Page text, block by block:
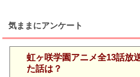
気ままにアンケート
虹ヶ咲学園アニメ全13話放
た話は？